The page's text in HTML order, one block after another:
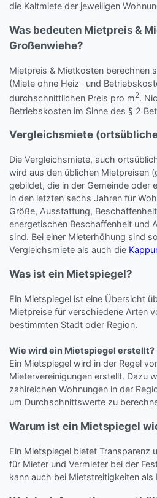
die Kaltmiete der jeweiligen
Was bedeuten Mietpreis &
Großenwiehe?
Mietpreis & Mietkosten berechnen
(Miete ohne Heiz- und
durchschnittlichen Preis pro m2.
Betriebskosten im Sinne des § 2
Vergleichsmiete
Die Vergleichsmiete, auch
wird aus den üblichen Mietpreisen
gebildet, die in der Gemeinde oder
in den letzten sechs Jahren für
Größe, Ausstattung,
energetischen Beschaffenheit und
sind. Bei einer Mieterhöhung sind
Vergleichsmiete als auch die
Was ist ein Mietspiegel?
Ein Mietspiegel ist eine Übersicht
Mietpreise für verschiedene Arten
bestimmten Stadt oder Region.
Wie wird ein Mietspiegel erstellt?
Ein Mietspiegel wird in der Regel
Mietervereinigungen erstellt. Dazu
zahlreichen Wohnungen in der
um Durchschnittswerte zu
Warum ist ein Mietspiegel
Ein Mietspiegel bietet Transparenz
für Mieter und Vermieter bei der
kann auch bei Mietstreitigkeiten